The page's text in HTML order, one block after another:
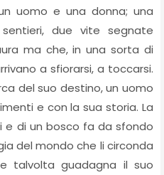
uomo e una donna; una
due vite segnate
ma che, in una sorta di
a sfiorarsi, a toccarsi.
del suo destino, un uomo
e con la sua storia. La
e di un bosco fa da sfondo
del mondo che li circonda
talvolta guadagna il suo